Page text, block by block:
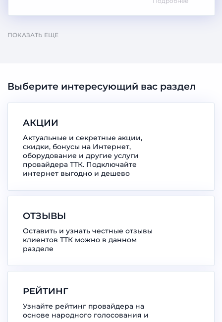
ПОКАЗАТЬ ЕЩЕ
Выберите интересующий вас раздел
АКЦИИ
Актуальные и секретные акции,
скидки, бонусы на Интернет,
оборудование и другие услуги
провайдера ТТК. Подключайте
интернет выгодно и дешево
ОТЗЫВЫ
Оставить и узнать честные отзывы
клиентов ТТК можно в данном
разделе
РЕЙТИНГ
Узнайте рейтинг провайдера на
основе народного голосования и